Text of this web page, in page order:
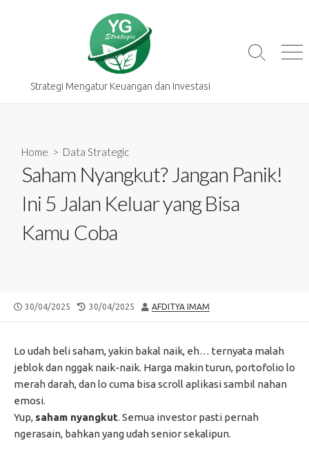
Strategi Mengatur Keuangan dan Investasi
Search
Home > Data Strategic
Saham Nyangkut? Jangan Panik!
Ini 5 Jalan Keluar yang Bisa
Kamu Coba
PUBLISHED
30/04/2025
LAST
30/04/2025 AUTHOR
AFDITYA IMAM
Lo udah beli saham, yakin bakal naik, eh… ternyata malah
jeblok dan nggak naik-naik. Harga makin turun, portofolio lo
merah darah, dan lo cuma bisa scroll aplikasi sambil nahan
emosi.
Yup, saham nyangkut. Semua investor pasti pernah
ngerasain, bahkan yang udah senior sekalipun.